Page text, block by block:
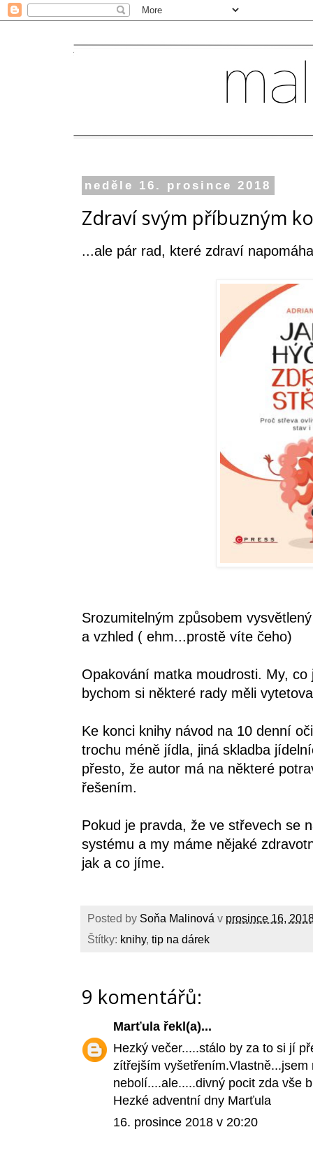
neděle 16. prosince 2018
Zdraví svým příbuzným
...ale pár rad, které zdraví
Srozumitelným způsobem
a vzhled ( ehm...prostě víte čeho)
Opakování matka moudrosti. My,
bychom si některé rady měli
Ke konci knihy návod na 10 denní
trochu méně jídla, jiná skladba
přesto, že autor má na některé
řešením.
Pokud je pravda, že ve střevech se
systému a my máme nějaké
jak a co jíme.
Posted by Soňa Malinová v prosince 16,
Štítky: knihy, tip na dárek
9 komentářů:
Marťula řekl(a)...
Hezký večer.....stálo by za to si jí
zítřejším
nebolí....ale.....divný pocit zda vše
Hezké adventní dny Marťula
16. prosince 2018 v 20:20